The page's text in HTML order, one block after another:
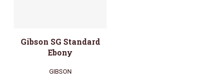
Gibson SG Standard
Ebony
GIBSON